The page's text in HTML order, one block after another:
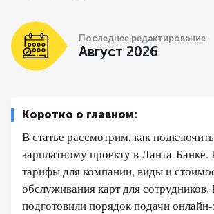
Последнее редактирование
Август 2026
Коротко о главном:
В статье рассмотрим, как
зарплатному проекту в Ланта-Банке.
тарифы для компании, виды и
обслуживания карт для
подготовили порядок подачи